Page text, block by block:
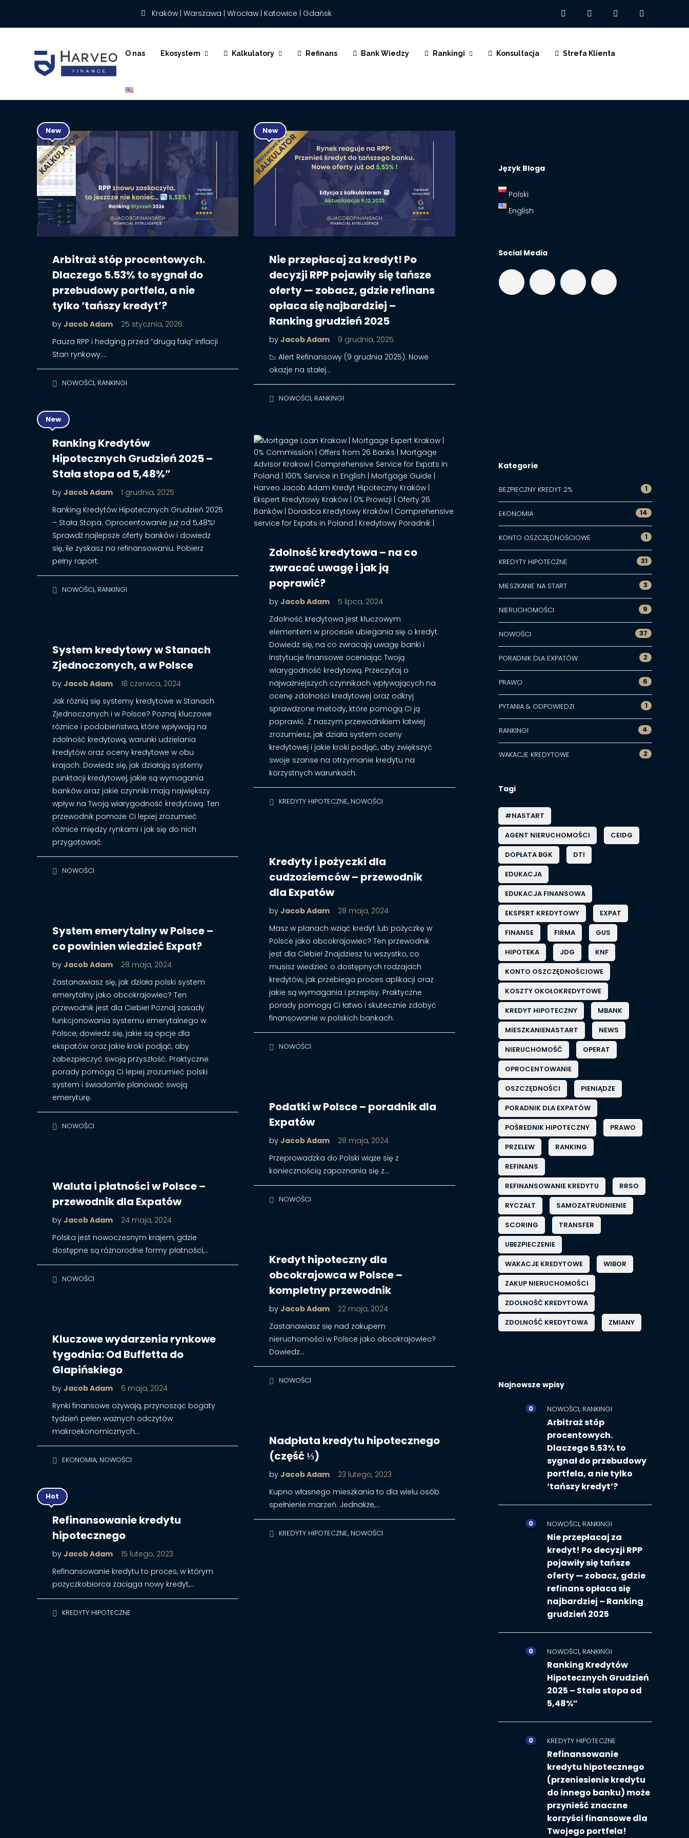
Kraków | Warszawa | Wrocław | Katowice | Gdańsk
O nas Ekosystem Kalkulatory Refinans Bank Wiedzy Rankingi Konsultacja Strefa Klienta
New
Arbitraż stóp procentowych.
Dlaczego 5.53% to sygnał do
przebudowy portfela, a nie
tylko ‘tańszy kredyt’?
by Jacob Adam
25 stycznia, 2026
Pauza RPP i hedging przed “drugą falą” inflacji
Stan rynkowy:…
NOWOŚCI, RANKINGI
New
Nie przepłacaj za kredyt! Po
decyzji RPP pojawiły się tańsze
oferty — zobacz, gdzie refinans
opłaca się najbardziej –
Ranking grudzień 2025
by Jacob Adam
9 grudnia, 2025
📉 Alert Refinansowy (9 grudnia 2025): Nowe
okazje na stałej…
NOWOŚCI, RANKINGI
New
Ranking Kredytów
Hipotecznych Grudzień 2025 –
Stała stopa od 5,48%”
by Jacob Adam
1 grudnia, 2025
Ranking Kredytów Hipotecznych Grudzień 2025
– Stała Stopa. Oprocentowanie już od 5,48%!
Sprawdź najlepsze oferty banków i dowiedz
się, ile zyskasz na refinansowaniu. Pobierz
pełny raport.
NOWOŚCI, RANKINGI
Zdolność kredytowa – na co
zwracać uwagę i jak ją
poprawić?
by Jacob Adam
5 lipca, 2024
Zdolność kredytowa jest kluczowym
elementem w procesie ubiegania się o kredyt.
Dowiedz się, na co zwracają uwagę banki i
instytucje finansowe oceniając Twoją
wiarygodność kredytową. Przeczytaj o
najważniejszych czynnikach wpływających na
ocenę zdolności kredytowej oraz odkryj
sprawdzone metody, które pomogą Ci ją
poprawić. Z naszym przewodnikiem łatwiej
zrozumiesz, jak działa system oceny
kredytowej i jakie kroki podjąć, aby zwiększyć
swoje szanse na otrzymanie kredytu na
korzystnych warunkach.
KREDYTY HIPOTECZNE, NOWOŚCI
System kredytowy w Stanach
Zjednoczonych, a w Polsce
by Jacob Adam
18 czerwca, 2024
Jak różnią się systemy kredytowe w Stanach
Zjednoczonych i w Polsce? Poznaj kluczowe
różnice i podobieństwa, które wpływają na
zdolność kredytową, warunki udzielania
kredytów oraz oceny kredytowe w obu
krajach. Dowiedz się, jak działają systemy
punktacji kredytowej, jakie są wymagania
banków oraz jakie czynniki mają największy
wpływ na Twoją wiarygodność kredytową. Ten
przewodnik pomoże Ci lepiej zrozumieć
różnice między rynkami i jak się do nich
przygotować.
NOWOŚCI
Kredyty i pożyczki dla
cudzoziemców – przewodnik
dla Expatów
by Jacob Adam
28 maja, 2024
Masz w planach wziąć kredyt lub pożyczkę w
Polsce jako obcokrajowiec? Ten przewodnik
jest dla Ciebie! Znajdziesz tu wszystko, co
musisz wiedzieć o dostępnych rodzajach
kredytów, jak przebiega proces aplikacji oraz
jakie są wymagania i przepisy. Praktyczne
porady pomogą Ci łatwo i skutecznie zdobyć
finansowanie w polskich bankach.
NOWOŚCI
System emerytalny w Polsce –
co powinien wiedzieć Expat?
by Jacob Adam
28 maja, 2024
Zastanawiasz się, jak działa polski system
emerytalny jako obcokrajowiec? Ten
przewodnik jest dla Ciebie! Poznaj zasady
funkcjonowania systemu emerytalnego w
Polsce, dowiedz się, jakie są opcje dla
ekspatów oraz jakie kroki podjąć, aby
zabezpieczyć swoją przyszłość. Praktyczne
porady pomogą Ci lepiej zrozumieć polski
system i świadomie planować swoją
emeryturę.
NOWOŚCI
Podatki w Polsce – poradnik dla
Expatów
by Jacob Adam
28 maja, 2024
Przeprowadzka do Polski wiąże się z
koniecznością zapoznania się z…
NOWOŚCI
Waluta i płatności w Polsce –
przewodnik dla Expatów
by Jacob Adam
24 maja, 2024
Polska jest nowoczesnym krajem, gdzie
dostępne są różnorodne formy płatności,…
NOWOŚCI
Kredyt hipoteczny dla
obcokrajowca w Polsce –
kompletny przewodnik
by Jacob Adam
22 maja, 2024
Zastanawiasz się nad zakupem
nieruchomości w Polsce jako obcokrajowiec?
Dowiedz…
NOWOŚCI
Kluczowe wydarzenia rynkowe
tygodnia: Od Buffetta do
Glapińskiego
by Jacob Adam
6 maja, 2024
Rynki finansowe ożywają, przynosząc bogaty
tydzień pełen ważnych odczytów
makroekonomicznych…
EKONOMIA, NOWOŚCI
Nadpłata kredytu hipotecznego
(część ⅓)
by Jacob Adam
23 lutego, 2023
Kupno własnego mieszkania to dla wielu osób
spełnienie marzeń. Jednakże,…
KREDYTY HIPOTECZNE, NOWOŚCI
Hot
Refinansowanie kredytu
hipotecznego
by Jacob Adam
15 lutego, 2023
Refinansowanie kredytu to proces, w którym
pożyczkobiorca zaciąga nowy kredyt,…
KREDYTY HIPOTECZNE
Język Bloga
Polski
English
Social Media
Kategorie
BEZPIECZNY KREDYT 2% 1
EKONOMIA 14
KONTO OSZCZĘDNOŚCIOWE 1
KREDYTY HIPOTECZNE 31
MIESZKANIE NA START 3
NIERUCHOMOŚCI 9
NOWOŚCI 37
PORADNIK DLA EXPATÓW 2
PRAWO 6
PYTANIA & ODPOWIEDZI 1
RANKINGI 4
WAKACJE KREDYTOWE 2
Tagi
#NASTART
AGENT NIERUCHOMOŚCI
CEIDG
DOPŁATA BGK
DTI
EDUKACJA
EDUKACJA FINANSOWA
EKSPERT KREDYTOWY
EXPAT
FINANSE
FIRMA
GUS
HIPOTEKA
JDG
KNF
KONTO OSZCZĘDNOŚCIOWE
KOSZTY OKOŁOKREDYTOWE
KREDYT HIPOTECZNY
MBANK
MIESZKANIENASTART
NEWS
NIERUCHOMOŚĆ
OPERAT
OPROCENTOWANIE
OSZCZĘDNOŚCI
PIENIĄDZE
PORADNIK DLA EXPATÓW
POŚREDNIK HIPOTECZNY
PRAWO
PRZELEW
RANKING
REFINANS
REFINANSOWANIE KREDYTU
RRSO
RYCZAŁT
SAMOZATRUDNIENIE
SCORING
TRANSFER
UBEZPIECZENIE
WAKACJE KREDYTOWE
WIBOR
ZAKUP NIERUCHOMOŚCI
ZDOLNOŚĆ KREDYTOWA
ZDOLNOŚĆ KREDYTOWA
ZMIANY
Najnowsze wpisy
0 NOWOŚCI, RANKINGI
Arbitraż stóp
procentowych.
Dlaczego 5.53% to
sygnał do przebudowy
portfela, a nie tylko
‘tańszy kredyt’?
0 NOWOŚCI, RANKINGI
Nie przepłacaj za
kredyt! Po decyzji RPP
pojawiły się tańsze
oferty — zobacz, gdzie
refinans opłaca się
najbardziej – Ranking
grudzień 2025
0 NOWOŚCI, RANKINGI
Ranking Kredytów
Hipotecznych Grudzień
2025 – Stała stopa od
5,48%”
0 KREDYTY HIPOTECZNE
Refinansowanie
kredytu hipotecznego
(przeniesienie kredytu
do innego banku) może
przynieść znaczne
korzyści finansowe dla
Twojego portfela!